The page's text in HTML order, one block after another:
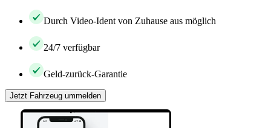
Durch Video-Ident von Zuhause aus möglich
24/7 verfügbar
Geld-zurück-Garantie
Jetzt Fahrzeug ummelden